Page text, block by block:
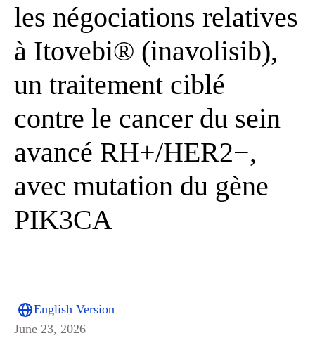
les négociations relatives
à Itovebi® (inavolisib),
un traitement ciblé
contre le cancer du sein
avancé RH+/HER2−,
avec mutation du gène
PIK3CA
English Version
June 23, 2026